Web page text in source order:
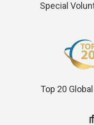
Special
Top 20